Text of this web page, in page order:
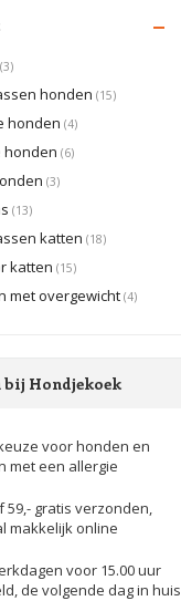
(3)
honden (15)
honden (4)
honden (6)
(3)
(13)
katten (18)
katten (15)
met overgewicht (4)
bij Hondjekoek
voor honden en
met een allergie
59,- gratis verzonden,
makkelijk online
voor 15.00 uur
de volgende dag in huis